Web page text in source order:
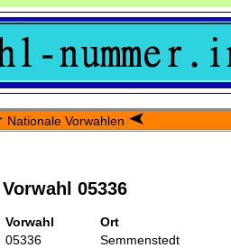
Nationale Vorwahlen
Vorwahl 05336
Vorwahl
Ort
05336
Semmenstedt